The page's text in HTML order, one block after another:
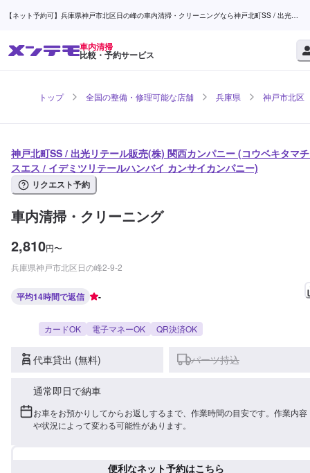
【ネット予約可】兵庫県神戸市北区日の峰の車内清掃・クリーニングなら神戸北町SS / 出光リ
車内清掃
比較・予約サービス
トップ 全国の整備・修理可能な店舗 兵庫県 神戸市北区
神戸北町SS / 出光リテール販売(株) 関西カンパニー (コウベキタマ
スエス / イデミツリテールハンバイ カンサイカンパニー)
リクエスト予約
車内清掃・クリーニング
2,810円〜
兵庫県神戸市北区日の峰2-9-2
平均14時間で返信 -
カードOK 電子マネーOK QR決済OK
代車貸出 (無料) パーツ持込
通常即日で納車
お車をお預かりしてからお返しするまで、作業時間の目安です。作業内容
や状況によって変わる可能性があります。
便利なネット予約はこちら